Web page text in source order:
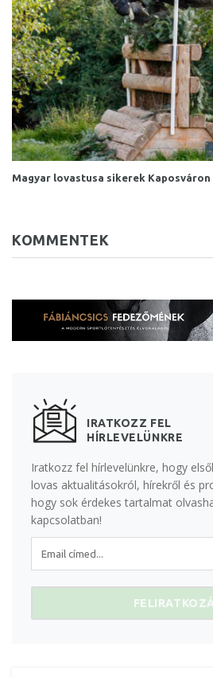
Magyar lovastusa sikerek Kaposváron
KOMMENTEK
IRATKOZZ FEL
HÍRLEVELÜNKRE
Iratkozz fel hírlevelünkre, hogy
lovas aktualitásokról, hírekről és
hogy sok érdekes tartalmat
kapcsolatban!